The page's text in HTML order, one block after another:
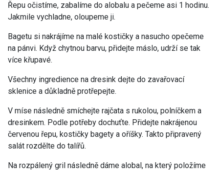
Řepu očistíme, zabalíme do alobalu a pečeme asi 1 hodinu.
Jakmile vychladne, oloupeme ji.
Bagetu si nakrájíme na malé kostičky a nasucho opečeme
na pánvi. Když chytnou barvu, přidejte máslo, udrží se tak
více křupavé.
Všechny ingredience na dresink dejte do zavařovací
sklenice a důkladně protřepejte.
V míse následně smíchejte rajčata s rukolou, polníčkem a
dresinkem. Podle potřeby dochuťte. Přidejte nakrájenou
červenou řepu, kostičky bagety a oříšky. Takto připravený
salát rozdělte do talířů.
Na rozpálený gril následně dáme alobal, na který položíme